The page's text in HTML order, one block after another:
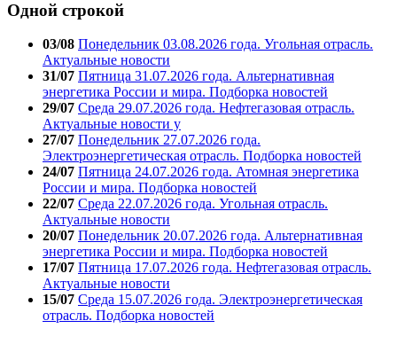
Одной строкой
03/08 Понедельник 03.08.2026 года. Угольная отрасль.
Актуальные новости
31/07 Пятница 31.07.2026 года. Альтернативная
энергетика России и мира. Подборка новостей
29/07 Среда 29.07.2026 года. Нефтегазовая отрасль.
Актуальные новости у
27/07 Понедельник 27.07.2026 года.
Электроэнергетическая отрасль. Подборка новостей
24/07 Пятница 24.07.2026 года. Атомная энергетика
России и мира. Подборка новостей
22/07 Среда 22.07.2026 года. Угольная отрасль.
Актуальные новости
20/07 Понедельник 20.07.2026 года. Альтернативная
энергетика России и мира. Подборка новостей
17/07 Пятница 17.07.2026 года. Нефтегазовая отрасль.
Актуальные новости
15/07 Среда 15.07.2026 года. Электроэнергетическая
отрасль. Подборка новостей